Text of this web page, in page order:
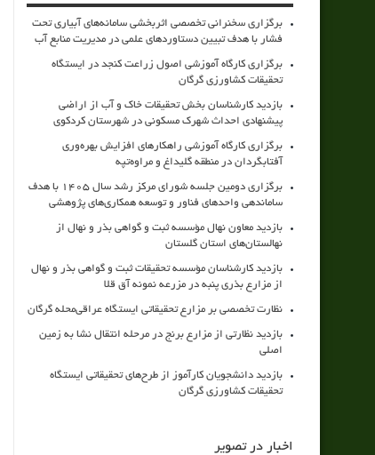
برگزاری سخنرانی تخصصی اثربخشی سامانه‌های آبیاری تحت
فشار با هدف تبیین دستاوردهای علمی در مدیریت منابع آب
برگزاری کارگاه آموزشی اصول زراعت کنجد در ایستگاه
تحقیقات کشاورزی گرگان
بازدید کارشناسان بخش تحقیقات خاک و آب از اراضی
پیشنهادی احداث شهرک مسکونی در شهرستان کردکوی
برگزاری کارگاه آموزشی راهکارهای افزایش بهره‌وری
آفتابگردان در منطقه گلیداغ و مراوه‌تپه
برگزاری دومین جلسه شورای مرکز رشد سال ۱۴۰۵ با هدف
ساماندهی واحدهای فناور و توسعه همکاری‌های پژوهشی
بازدید معاون نهال مؤسسه ثبت و گواهی بذر و نهال از
نهالستان‌های استان گلستان
بازدید کارشناسان مؤسسه تحقیقات ثبت و گواهی بذر و نهال
از مزارع بذری پنبه در مزرعه نمونه آق قلا
نظارت تخصصی بر مزارع تحقیقاتی ایستگاه عراقی‌محله گرگان
بازدید نظارتی از مزارع برنج در مرحله انتقال نشا به زمین
اصلی
بازدید دانشجویان کارآموز از طرح‌های تحقیقاتی ایستگاه
تحقیقات کشاورزی گرگان
اخبار در تصویر